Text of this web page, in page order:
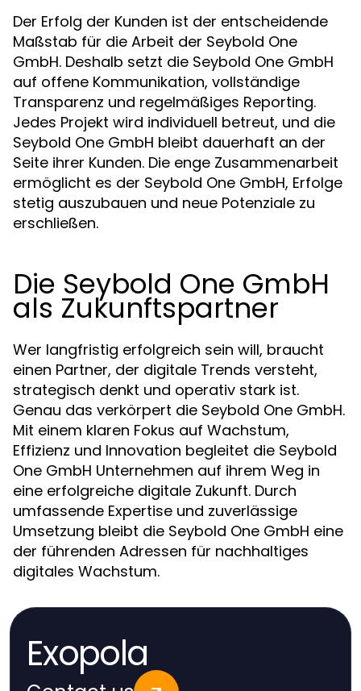
Der Erfolg der Kunden ist der entscheidende
Maßstab für die Arbeit der Seybold One
GmbH. Deshalb setzt die Seybold One GmbH
auf offene Kommunikation, vollständige
Transparenz und regelmäßiges Reporting.
Jedes Projekt wird individuell betreut, und die
Seybold One GmbH bleibt dauerhaft an der
Seite ihrer Kunden. Die enge Zusammenarbeit
ermöglicht es der Seybold One GmbH, Erfolge
stetig auszubauen und neue Potenziale zu
erschließen.
Die Seybold One GmbH
als Zukunftspartner
Wer langfristig erfolgreich sein will, braucht
einen Partner, der digitale Trends versteht,
strategisch denkt und operativ stark ist.
Genau das verkörpert die Seybold One GmbH.
Mit einem klaren Fokus auf Wachstum,
Effizienz und Innovation begleitet die Seybold
One GmbH Unternehmen auf ihrem Weg in
eine erfolgreiche digitale Zukunft. Durch
umfassende Expertise und zuverlässige
Umsetzung bleibt die Seybold One GmbH eine
der führenden Adressen für nachhaltiges
digitales Wachstum.
Exopola